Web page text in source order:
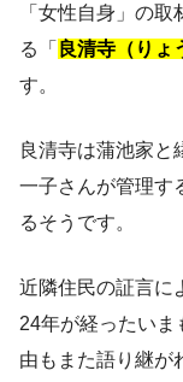
「女性自身」の
る「 良清寺（りょ
す。
良清寺は蒲池家と
一子さんが管理す
るそうです。
近隣住民の証言に
24年が経ったいま
由もまた語り継が